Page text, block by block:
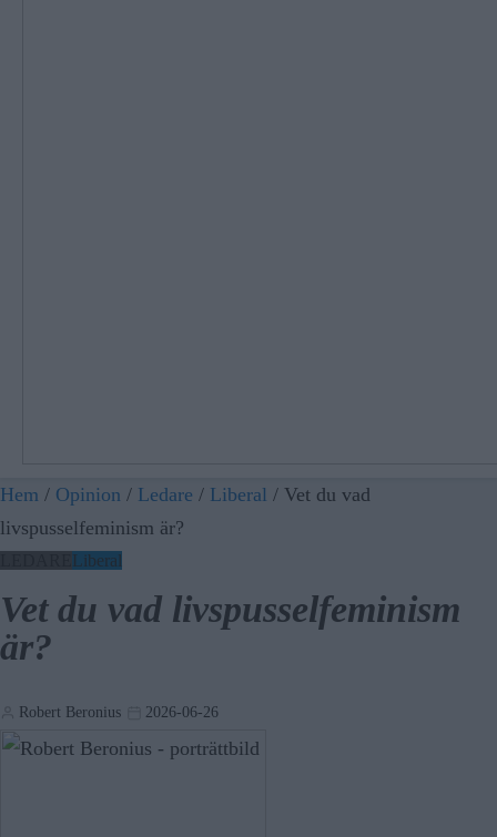
Hem / Opinion / Ledare / Liberal / Vet du vad
livspusselfeminism är?
Liberal
Vet du vad livspusselfeminism
är?
Robert Beronius 2026-06-26